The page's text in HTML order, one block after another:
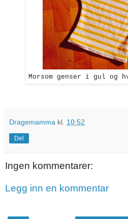
Morsom genser i gul
Dragemamma kl. 10:52
Del
Ingen kommentarer:
Legg inn en kommentar